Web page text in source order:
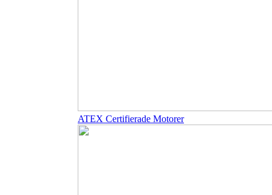
ATEX Certifierade Motorer